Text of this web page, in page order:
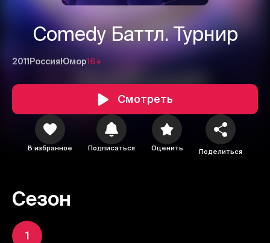
Comedy Баттл. Турнир
2011 Россия Юмор16+
Смотреть
В избранное Подписаться Оценить Поделиться
Сезон
1